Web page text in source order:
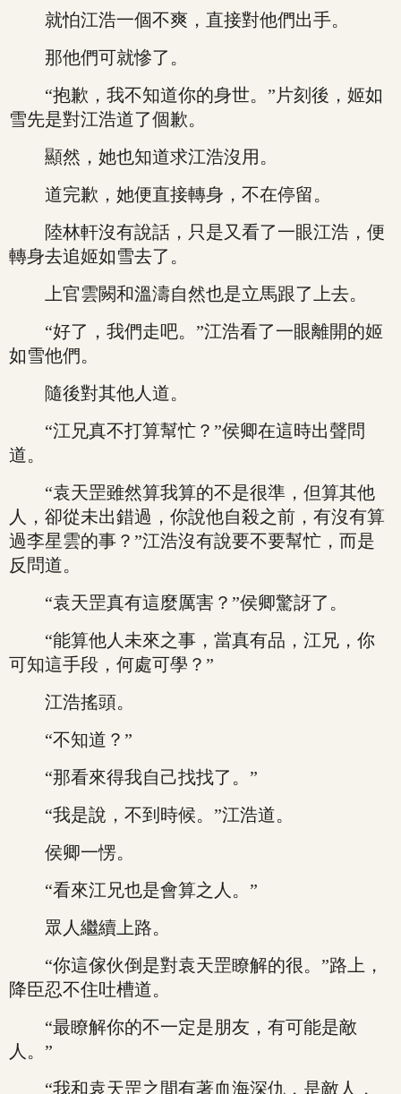
就怕江浩一個不爽，直接對他們出手。
那他們可就慘了。
“抱歉，我不知道你的身世。”片刻後，姬如
雪先是對江浩道了個歉。
顯然，她也知道求江浩沒用。
道完歉，她便直接轉身，不在停留。
陸林軒沒有說話，只是又看了一眼江浩，便
轉身去追姬如雪去了。
上官雲闕和溫濤自然也是立馬跟了上去。
“好了，我們走吧。”江浩看了一眼離開的姬
如雪他們。
隨後對其他人道。
“江兄真不打算幫忙？”侯卿在這時出聲問
道。
“袁天罡雖然算我算的不是很準，但算其他
人，卻從未出錯過，你說他自殺之前，有沒有算
過李星雲的事？”江浩沒有說要不要幫忙，而是
反問道。
“袁天罡真有這麼厲害？”侯卿驚訝了。
“能算他人未來之事，當真有品，江兄，你
可知這手段，何處可學？”
江浩搖頭。
“不知道？”
“那看來得我自己找找了。”
“我是說，不到時候。”江浩道。
侯卿一愣。
“看來江兄也是會算之人。”
眾人繼續上路。
“你這傢伙倒是對袁天罡瞭解的很。”路上，
降臣忍不住吐槽道。
“最瞭解你的不一定是朋友，有可能是敵
人。”
“我和袁天罡之間有著血海深仇，是敵人，